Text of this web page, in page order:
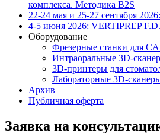
комплекса. Методика B2S
22-24 мая и 25-27 сентября
4-5 июня 2026: VERTIPREP
Оборудование
Фрезерные станки для
Интраоральные 3D-
3D-принтеры для
Лабораторные 3D-
Архив
Публичная оферта
Заявка на